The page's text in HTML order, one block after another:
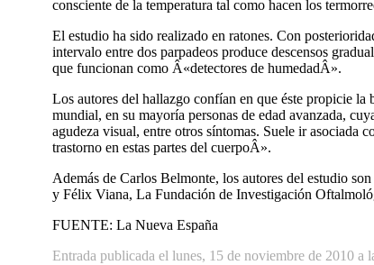
consciente de la temperatura tal como hacen los
El estudio ha sido realizado en ratones. Con
intervalo entre dos parpadeos produce descensos
que funcionan como Â«detectores de humedadÂ».
Los autores del hallazgo confí­an en que éste propicie
mundial, en su mayorí­a personas de edad avanzada,
agudeza visual, entre otros sí­ntomas. Suele ir asociada
trastorno en estas partes del cuerpoÂ».
Además de Carlos Belmonte, los autores del estudio
y Félix Viana, La Fundación de Investigación
FUENTE: La Nueva España
Entrada publicada el lunes, 15 de noviembre de 2010 a